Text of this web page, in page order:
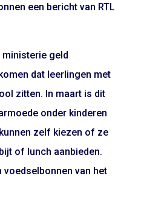
een bericht van RTL
ministerie geld
dat leerlingen met
zitten. In maart is dit
onder kinderen
zelf kiezen of ze
of lunch aanbieden.
van het